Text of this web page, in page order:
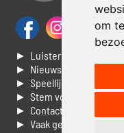
om
► Luisteren naar
► Nieuws
► Speellijst
► Stem voor de Dag top 3
► Contacteer ons
► Vaak gestelde vragen